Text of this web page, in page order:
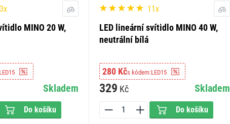
MINO 20 W,
LED15
Skladem
Do košíku
11x
LED lineární svítidlo MINO 40 W,
neutrální bílá
280 Kčs kódem:LED15
329 Kč Skladem
Do košíku